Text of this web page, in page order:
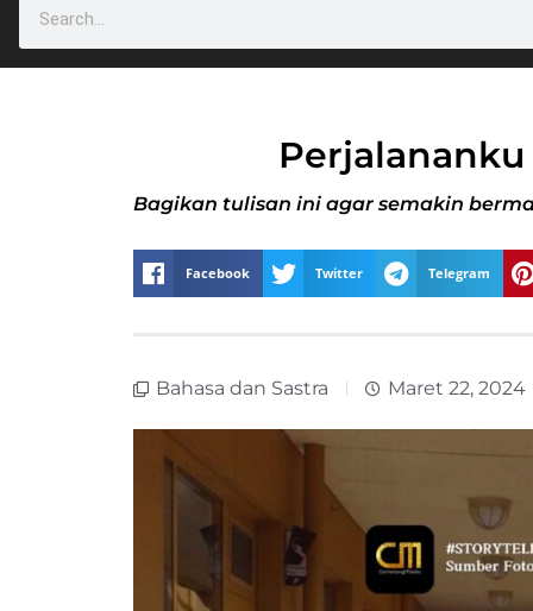
Perjalananku
Bagikan tulisan ini agar semakin
Facebook Twitter Telegram
Bahasa dan Sastra Maret 22, 2024